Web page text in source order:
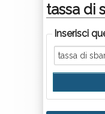
tassa di
Inserisci